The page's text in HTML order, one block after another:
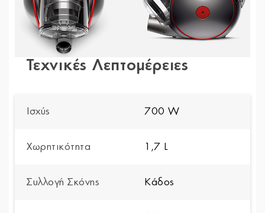
Τεχνικές Λεπτομέρειες
Ισχύς 700 W
Χωρητικότητα 1,7 L
Συλλογή Σκόνης Κάδος